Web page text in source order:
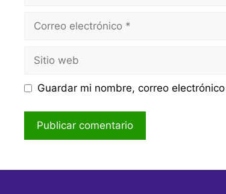
Correo
Sitio
web
Guardar mi nombre, correo